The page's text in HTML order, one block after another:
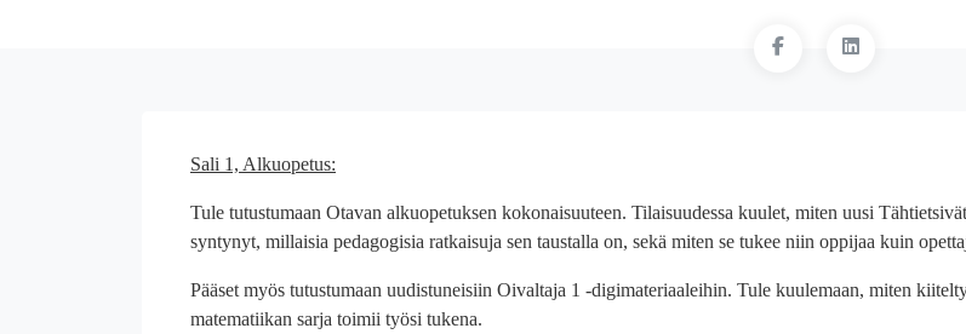
Sali 1, Alkuopetus:
Tule tutustumaan Otavan alkuopetuksen kokonaisuuteen. Tilaisuudessa kuulet, miten uusi
syntynyt, millaisia pedagogisia ratkaisuja sen taustalla on, sekä miten se tukee niin oppijaa kuin
Pääset myös tutustumaan uudistuneisiin Oivaltaja 1 -digimateriaaleihin. Tule kuulemaan, miten
matematiikan sarja toimii työsi tukena.